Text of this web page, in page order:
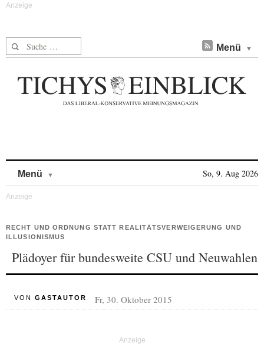
Suche nach: Menü
Menü So, 9. Aug 2026
RECHT UND ORDNUNG STATT REALITÄTSVERWEIGERUNG UND
ILLUSIONISMUS
Plädoyer für bundesweite CSU und Neuwahlen
VON GASTAUTOR Fr, 30. Oktober 2015